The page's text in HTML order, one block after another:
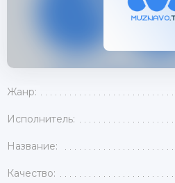
Жанр:
Исполнитель:
Название:
Качество: